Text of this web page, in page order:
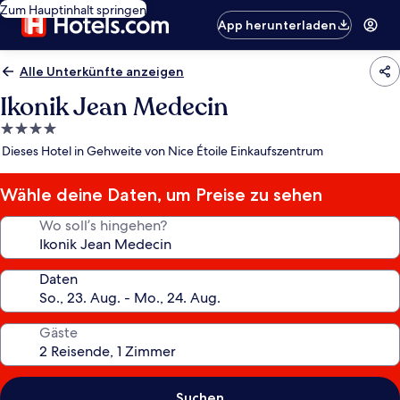
Zum Hauptinhalt springen
App herunterladen
Alle Unterkünfte anzeigen
Ikonik Jean Medecin
4.0-
Sterne-
Dieses Hotel in Gehweite von Nice Étoile Einkaufszentrum
Wähle deine Daten, um Preise zu sehen
Wo soll’s hingehen?
Daten
Gäste